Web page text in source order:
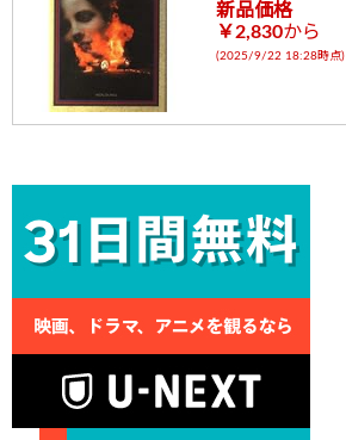
新品価格
￥2,830から
(2025/9/22 18:28時点)